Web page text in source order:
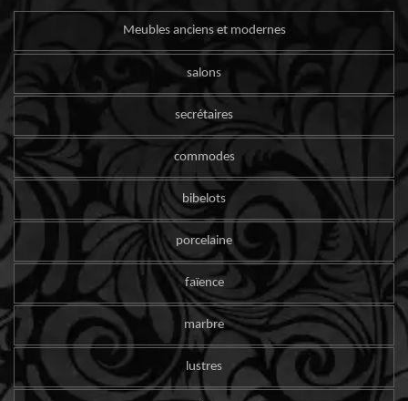
Meubles anciens et modernes
salons
secrétaires
commodes
bibelots
porcelaine
faïence
marbre
lustres